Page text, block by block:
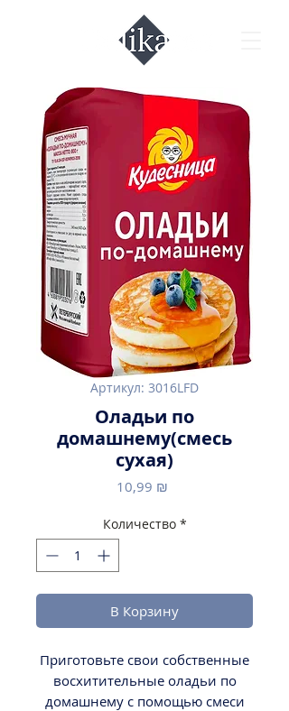
Артикул: 3016LFD
Оладьи по
домашнему(смесь
сухая)
10,99 ₪
Количество *
В Корзину
Приготовьте свои собственные
восхитительные оладьи по
домашнему с помощью смеси